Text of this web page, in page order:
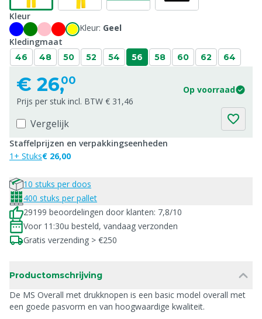
Kleur
Kleur: Geel
Kledingmaat
46 48 50 52 54 56 58 60 62 64
€ 26,00
Op voorraad
Prijs per stuk incl. BTW € 31,46
Vergelijk
Staffelprijzen en verpakkingseenheden
1+ Stuks€ 26,00
10 stuks per doos
400 stuks per pallet
29199 beoordelingen door klanten: 7,8/10
Voor 11:30u besteld, vandaag verzonden
Gratis verzending > €250
Productomschrijving
De MS Overall met drukknopen is een basic model overall met
een goede pasvorm en van hoogwaardige kwaliteit.